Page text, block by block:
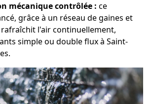
mécanique contrôlée : ce
grâce à un réseau de gaines et
l'air continuellement,
simple ou double flux à Saint-